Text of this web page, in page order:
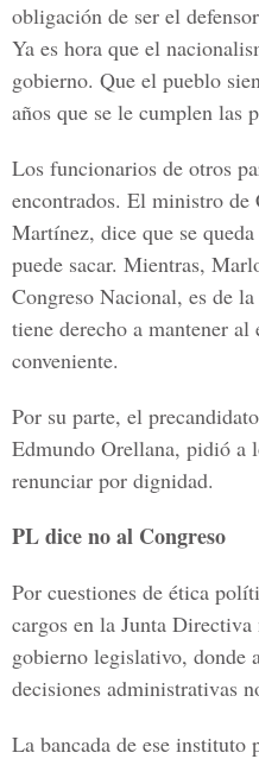
obligación de ser el
Ya es hora que el
gobierno. Que el pueblo
años que se le cumplen las
Los funcionarios de otros
encontrados. El ministro
Martínez, dice que se
puede sacar. Mientras,
Congreso Nacional, es de
tiene derecho a mantener
conveniente.
Por su parte, el
Edmundo Orellana, pidió a
renunciar por dignidad.
PL dice no al Congreso
Por cuestiones de ética
cargos en la Junta
gobierno legislativo, donde
decisiones administrativas
La bancada de ese instituto